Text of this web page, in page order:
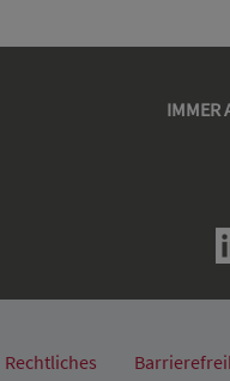
IMMER
Rechtliches